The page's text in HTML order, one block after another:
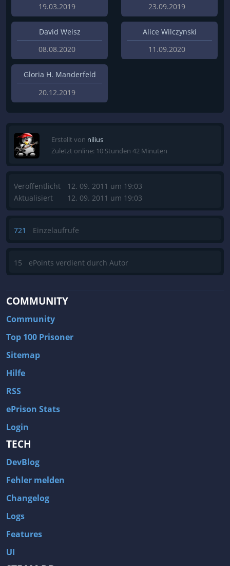
19.03.2019 23.09.2019
David Weisz
08.08.2020
Alice Wilczynski
11.09.2020
Gloria H. Manderfeld
20.12.2019
Erstellt von nilius
Zuletzt online: 10 Stunden 42 Minuten
Veröffentlicht
Aktualisiert
12. 09. 2011 um 19:03
12. 09. 2011 um 19:03
721 Einzelaufrufe
15 ePoints verdient durch Autor
COMMUNITY
Community
Top 100 Prisoner
Sitemap
Hilfe
RSS
ePrison Stats
Login
TECH
DevBlog
Fehler melden
Changelog
Logs
Features
UI